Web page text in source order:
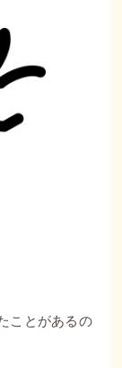
ことがあるの